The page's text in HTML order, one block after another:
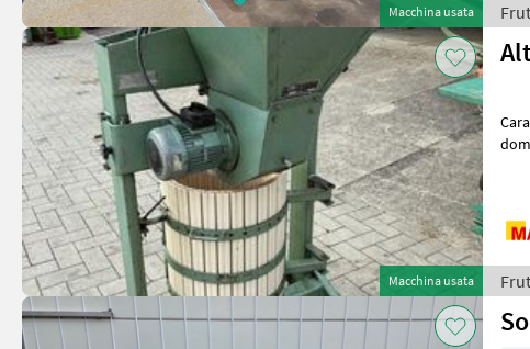
Macchina usata
Macchina usata
Caratteristiche: - Motore